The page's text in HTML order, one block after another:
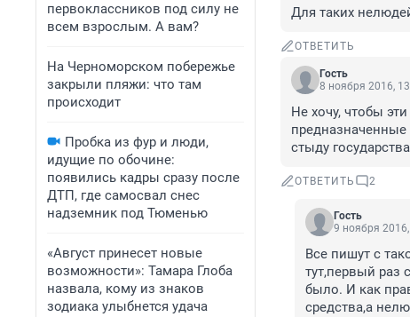
первоклассников под силу не
всем взрослым. А вам?
На Черноморском побережье
закрыли пляжи: что там
происходит
Пробка из фур и люди,
идущие по обочине:
появились кадры сразу после
ДТП, где самосвал снес
надземник под Тюменью
«Август принесет новые
возможности»: Тамара Глоба
назвала, кому из знаков
зодиака улыбнется удача
Для таких
ОТВЕТИТЬ
Гость
8 ноября 2016,
Не хочу, чтобы
стыду
ОТВЕТИТЬ 2
Гость
9 ноября
Все пишут с
тут,первый раз
было. И как
средства,а